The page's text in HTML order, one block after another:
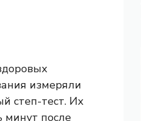
измеряли
степ-тест. Их
минут после